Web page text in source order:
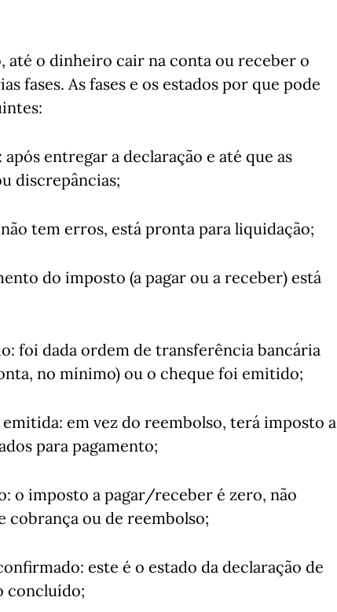
até o dinheiro cair na conta ou receber o
fases. As fases e os estados por que pode
entregar a declaração e até que as
discrepâncias;
tem erros, está pronta para liquidação;
do imposto (a pagar ou a receber) está
foi dada ordem de transferência bancária
no mínimo) ou o cheque foi emitido;
em vez do reembolso, terá imposto a
para pagamento;
o imposto a pagar/receber é zero, não
cobrança ou de reembolso;
este é o estado da declaração de
concluído;